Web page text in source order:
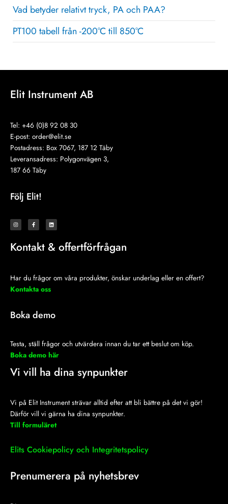
Vad betyder relativt tryck, PA och PAA?
PT100 tabell från -200°C till 850°C
Elit Instrument AB
Tel: +46 (0)8 92 08 30
E-post: order@elit.se
Postadress: Box 7067, 187 12 Täby
Leveransadress: Polygonvägen 3,
187 66 Täby
Följ Elit!
I
n
s
a
g
r
F
a
c
o
o
L
i
n
e
d
i
Kontakt & offertförfrågan
Har du frågor om våra produkter, önskar underlag eller en offert?
Kontakta oss
Boka demo
Testa, ställ frågor och utvärdera innan du tar ett beslut om köp.
Boka demo här
Vi vill ha dina synpunkter
Vi på Elit Instrument strävar alltid efter att bli bättre på det vi gör!
Därför vill vi gärna ha dina synpunkter.
Till formuläret
Elits Cookiepolicy och Integritetspolicy
Prenumerera på nyhetsbrev